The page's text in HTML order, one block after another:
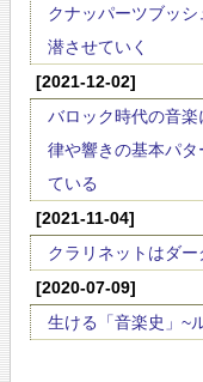
クナッパーツブッ
潜させていく
[2021-12-02]
バロック時代の音
律や響きの基本パ
ている
[2021-11-04]
クラリネットはダ
[2020-07-09]
生ける「音楽史」~